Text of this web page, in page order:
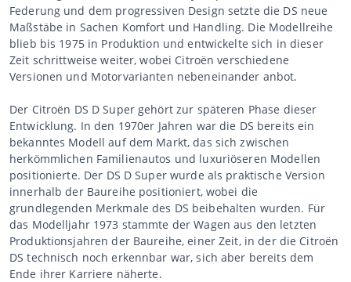
Federung und dem progressiven Design setzte die DS neue
Maßstäbe in Sachen Komfort und Handling. Die Modellreihe
blieb bis 1975 in Produktion und entwickelte sich in dieser
Zeit schrittweise weiter, wobei Citroën verschiedene
Versionen und Motorvarianten nebeneinander anbot.
Der Citroën DS D Super gehört zur späteren Phase dieser
Entwicklung. In den 1970er Jahren war die DS bereits ein
bekanntes Modell auf dem Markt, das sich zwischen
herkömmlichen Familienautos und luxuriöseren Modellen
positionierte. Der DS D Super wurde als praktische Version
innerhalb der Baureihe positioniert, wobei die
grundlegenden Merkmale des DS beibehalten wurden. Für
das Modelljahr 1973 stammte der Wagen aus den letzten
Produktionsjahren der Baureihe, einer Zeit, in der die Citroën
DS technisch noch erkennbar war, sich aber bereits dem
Ende ihrer Karriere näherte.